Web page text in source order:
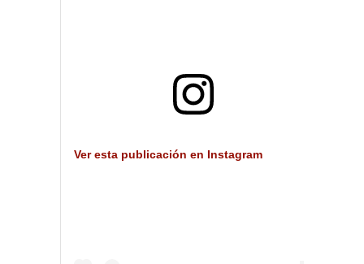
Ver esta publicación en Instagram